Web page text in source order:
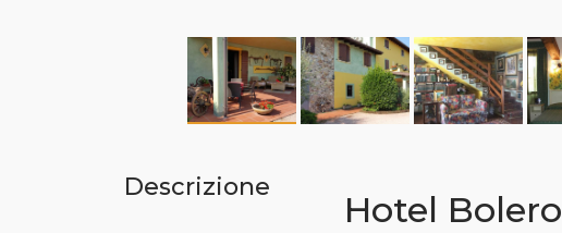
Descrizione
Hotel Bolero